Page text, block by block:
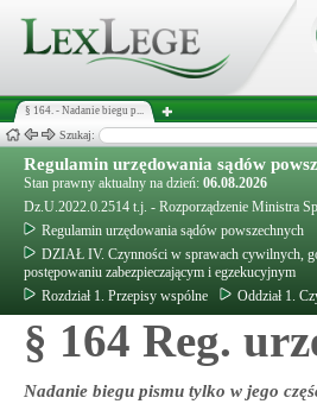
§ 164. - Nadanie biegu p...
Szukaj:
Regulamin urzędowania sądów
Stan prawny aktualny na dzień: 06.08.2026
Dz.U.2022.0.2514 t.j. - Rozporządzenie Ministra
Regulamin urzędowania sądów powszechnych
DZIAŁ IV. Czynności w sprawach cywilnych,
postępowaniu zabezpieczającym i egzekucyjnym
Rozdział 1. Przepisy wspólne
Oddział 1.
§ 164 Reg.
Nadanie biegu pismu tylko w jego